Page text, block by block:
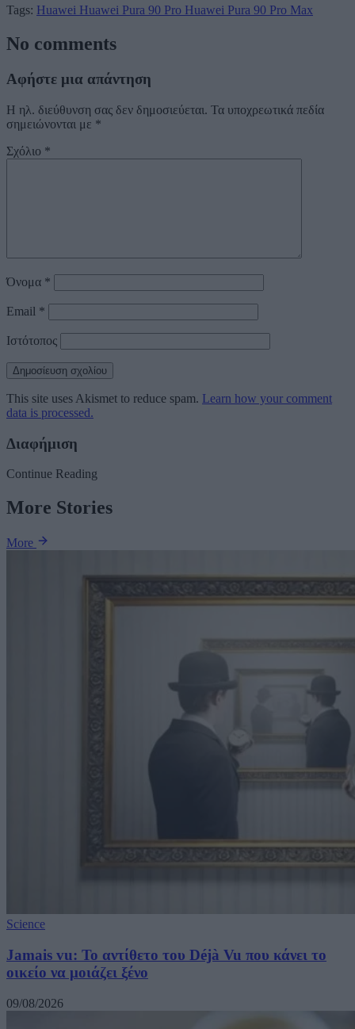
Tags: Huawei Huawei Pura 90 Pro Huawei Pura 90 Pro Max
No comments
Αφήστε μια απάντηση
Η ηλ. διεύθυνση σας δεν δημοσιεύεται. Τα υποχρεωτικά πεδία
σημειώνονται με *
Σχόλιο *
Όνομα *
Email *
Ιστότοπος
This site uses Akismet to reduce spam. Learn how your comment
data is processed.
Διαφήμιση
Continue Reading
More Stories
More
Science
Jamais vu: Το αντίθετο του Déjà Vu που κάνει το
οικείο να μοιάζει ξένο
09/08/2026